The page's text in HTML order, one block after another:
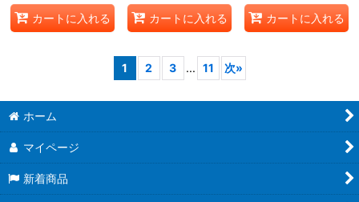
カートに入れる カートに入れる カートに入れる
1 2 3 ... 11 次»
ホーム
マイページ
新着商品